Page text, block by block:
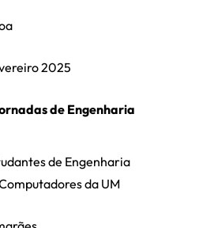
2025
de Engenharia
de Engenharia
da UM